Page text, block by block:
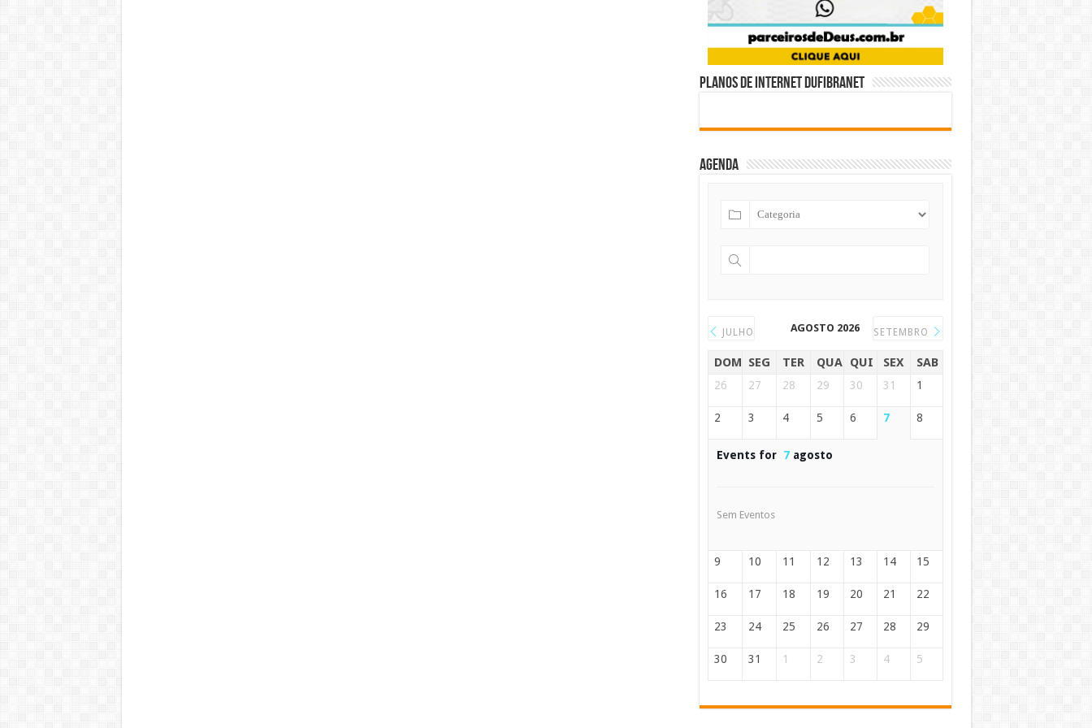
Planos de internet DUFIBRANET
Agenda
JULHO AGOSTO 2026 SETEMBRO
DOM SEG TER QUA QUI SEX SAB
26 27 28 29 30 31 1
2 3 4 5 6 7 8
Events for 7agosto
Sem Eventos
9 10 11 12 13 14 15
16 17 18 19 20 21 22
23 24 25 26 27 28 29
30 31 1 2 3 4 5